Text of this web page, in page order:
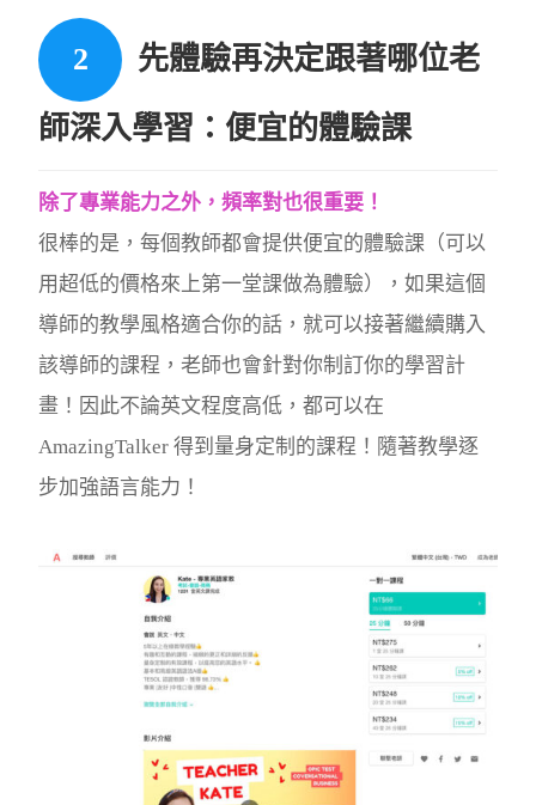
先體驗再決定跟著哪位老
師深入學習：便宜的體驗課
除了專業能力之外，頻率對也很重要！
很棒的是，每個教師都會提供便宜的體驗課（可以
用超低的價格來上第一堂課做為體驗），如果這個
導師的教學風格適合你的話，就可以接著繼續購入
該導師的課程，老師也會針對你制訂你的學習計
畫！因此不論英文程度高低，都可以在
AmazingTalker 得到量身定制的課程！隨著教學逐
步加強語言能力！